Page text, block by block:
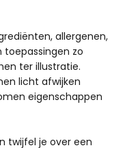
allergenen,
toepassingen zo
ter illustratie.
licht afwijken
eigenschappen
twijfel je over een